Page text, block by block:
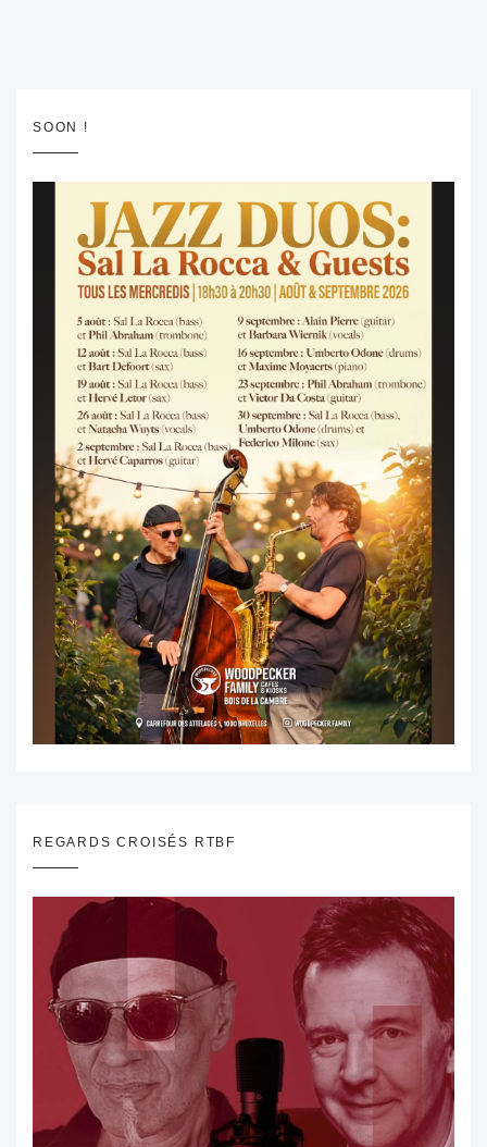
SOON !
REGARDS CROISÉS RTBF